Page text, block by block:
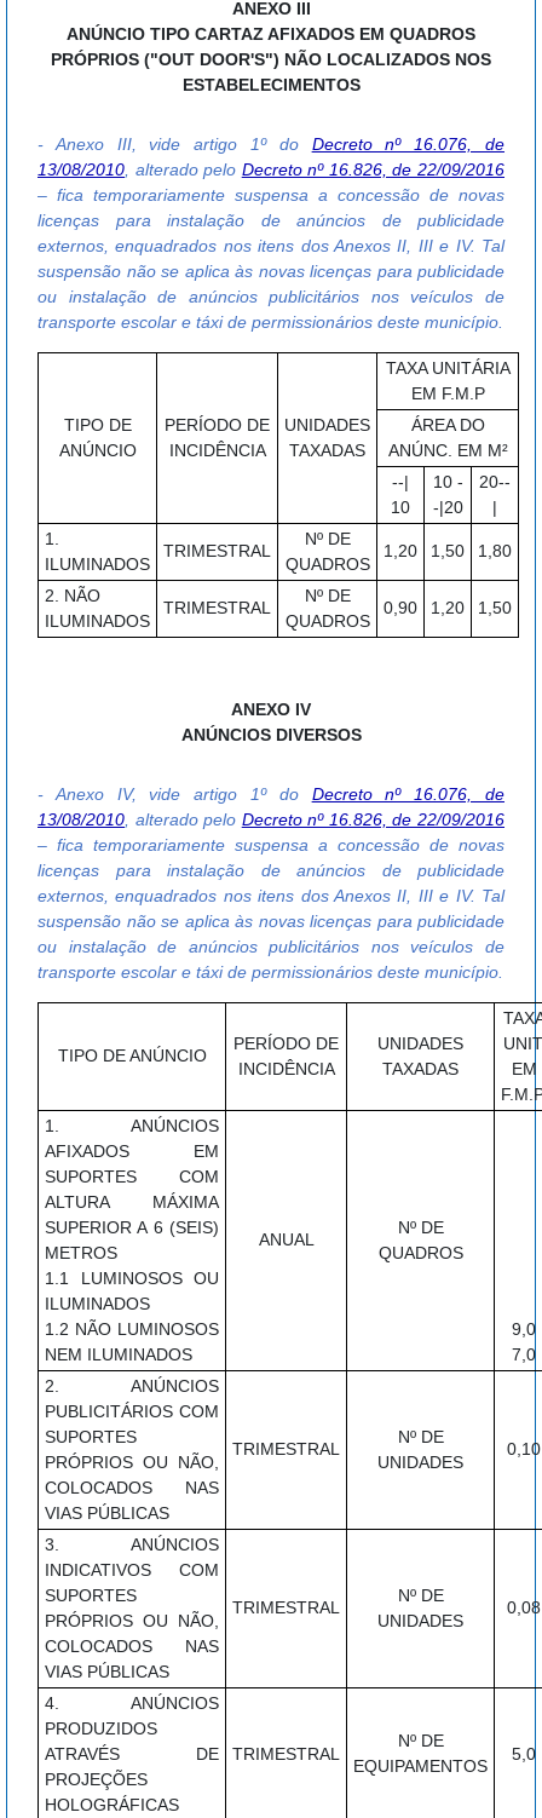
ANEXO III
ANÚNCIO TIPO CARTAZ AFIXADOS EM QUADROS
PRÓPRIOS ("OUT DOOR'S") NÃO LOCALIZADOS NOS
ESTABELECIMENTOS
- Anexo III, vide artigo 1º do Decreto nº 16.076, de
13/08/2010 , alterado pelo Decreto nº 16.826, de 22/09/2016
– fica temporariamente suspensa a concessão de novas
licenças para instalação de anúncios de publicidade
externos, enquadrados nos itens dos Anexos II, III e IV. Tal
suspensão não se aplica às novas licenças para publicidade
ou instalação de anúncios publicitários nos veículos de
transporte escolar e táxi de permissionários deste município.
TIPO DE
ANÚNCIO
PERÍODO DE
INCIDÊNCIA
UNIDADES
TAXADAS
TAXA UNITÁRIA
EM F.M.P
ÁREA DO
ANÚNC. EM M²
--|
10
10 -
-|20
20--
|
1.
ILUMINADOS
TRIMESTRAL
Nº DE
QUADROS
1,20 1,50 1,80
2. NÃO
ILUMINADOS
TRIMESTRAL
Nº DE
QUADROS
0,90 1,20 1,50
ANEXO IV
ANÚNCIOS DIVERSOS
- Anexo IV, vide artigo 1º do Decreto nº 16.076, de
13/08/2010 , alterado pelo Decreto nº 16.826, de 22/09/2016
– fica temporariamente suspensa a concessão de novas
licenças para instalação de anúncios de publicidade
externos, enquadrados nos itens dos Anexos II, III e IV. Tal
suspensão não se aplica às novas licenças para publicidade
ou instalação de anúncios publicitários nos veículos de
transporte escolar e táxi de permissionários deste município.
TIPO DE ANÚNCIO
PERÍODO DE
INCIDÊNCIA
UNIDADES
TAXADAS
EM
1. ANÚNCIOS
AFIXADOS EM
SUPORTES COM
ALTURA MÁXIMA
SUPERIOR A 6 (SEIS)
METROS
1.1 LUMINOSOS OU
ILUMINADOS
1.2 NÃO LUMINOSOS
NEM ILUMINADOS
ANUAL
Nº DE
QUADROS
9,0
7,0
2. ANÚNCIOS
PUBLICITÁRIOS COM
SUPORTES
PRÓPRIOS OU NÃO,
COLOCADOS NAS
VIAS PÚBLICAS
TRIMESTRAL
Nº DE
UNIDADES
0,10
3. ANÚNCIOS
INDICATIVOS COM
SUPORTES
PRÓPRIOS OU NÃO,
COLOCADOS NAS
VIAS PÚBLICAS
TRIMESTRAL
Nº DE
UNIDADES
0,08
4. ANÚNCIOS
PRODUZIDOS
ATRAVÉS DE
PROJEÇÕES
HOLOGRÁFICAS
TRIMESTRAL
Nº DE
EQUIPAMENTOS
5,0